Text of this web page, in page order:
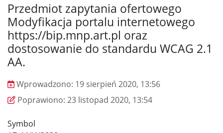
Przedmiot zapytania ofertowego
Modyfikacja portalu internetowego
https://bip.mnp.art.pl oraz
dostosowanie do standardu WCAG 2.1
AA.
Wprowadzono
Wprowadzono: 19 sierpień 2020, 13:56
Poprawiono
Poprawiono: 23 listopad 2020, 13:54
Symbol